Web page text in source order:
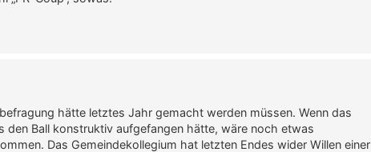
hätte letztes Jahr gemacht werden müssen. Wenn das
den Ball konstruktiv aufgefangen hätte, wäre noch etwas
Das Gemeindekollegium hat letzten Endes wider Willen einer